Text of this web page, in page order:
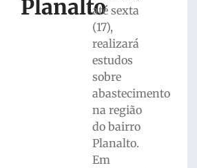
Planaltoaté sexta
(17),
realizará
estudos
sobre
abastecimento
na região
do bairro
Planalto.
Em